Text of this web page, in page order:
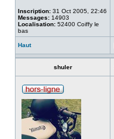
Inscription: 31 Oct 2005, 22:46
Messages: 14903
Localisation: 52400 Coiffy le
bas
Haut
shuler